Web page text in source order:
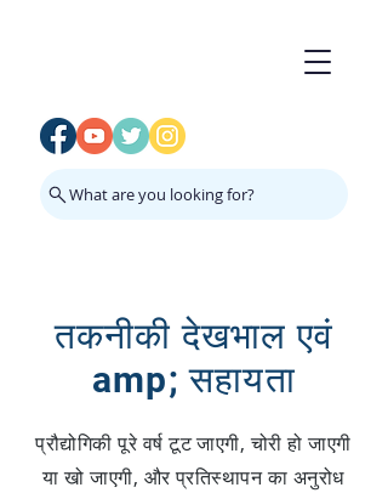
What are you looking for?
तकनीकी देखभाल एवं
amp; सहायता
प्रौद्योगिकी पूरे वर्ष टूट जाएगी, चोरी हो जाएगी
या खो जाएगी, और प्रतिस्थापन का अनुरोध